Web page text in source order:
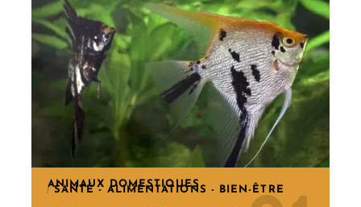
ANIMAUX DOMESTIQUES
SANTÉ - ALIMENTATIONS - BIEN-ÊTRE